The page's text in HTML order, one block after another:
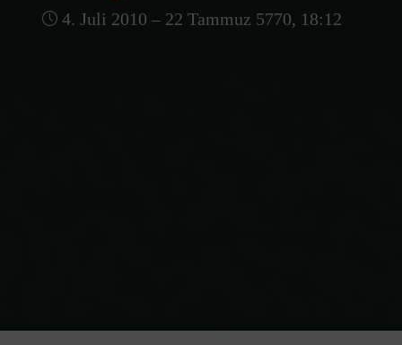
4. Juli 2010 – 22 Tammuz 5770, 18:12